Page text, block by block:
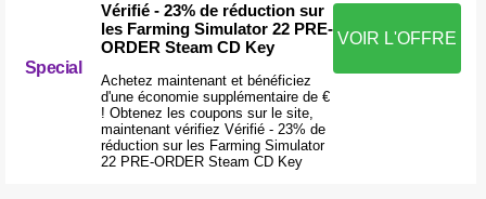
Special
Vérifié - 23% de réduction sur
les Farming Simulator 22 PRE-
ORDER Steam CD Key
Achetez maintenant et bénéficiez
d'une économie supplémentaire de €
! Obtenez les coupons sur le site,
maintenant vérifiez Vérifié - 23% de
réduction sur les Farming Simulator
22 PRE-ORDER Steam CD Key
VOIR L'OFFRE